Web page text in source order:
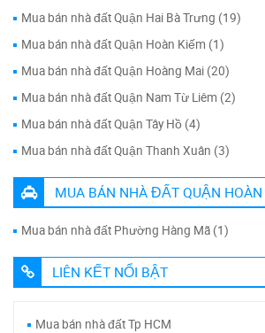
Mua bán nhà đất Quận Hai Bà Trưng (19)
Mua bán nhà đất Quận Hoàn Kiếm (1)
Mua bán nhà đất Quận Hoàng Mai (20)
Mua bán nhà đất Quận Nam Từ Liêm (2)
Mua bán nhà đất Quận Tây Hồ (4)
Mua bán nhà đất Quận Thanh Xuân (3)
MUA BÁN NHÀ ĐẤT QUẬN
Mua bán nhà đất Phường Hàng Mã (1)
LIÊN KẾT NỔI BẬT
Mua bán nhà đất Tp HCM